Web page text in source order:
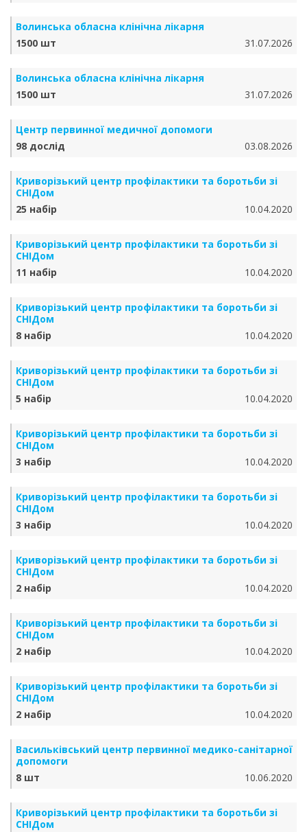
Волинська обласна клінічна лікарня
1500 шт
31.07.2026
Волинська обласна клінічна лікарня
1500 шт
31.07.2026
Центр первинної медичної допомоги
98 дослід
03.08.2026
Криворізький центр профілактики та боротьби зі
СНІДом
25 набір
10.04.2020
Криворізький центр профілактики та боротьби зі
СНІДом
11 набір
10.04.2020
Криворізький центр профілактики та боротьби зі
СНІДом
8 набір
10.04.2020
Криворізький центр профілактики та боротьби зі
СНІДом
5 набір
10.04.2020
Криворізький центр профілактики та боротьби зі
СНІДом
3 набір
10.04.2020
Криворізький центр профілактики та боротьби зі
СНІДом
3 набір
10.04.2020
Криворізький центр профілактики та боротьби зі
СНІДом
2 набір
10.04.2020
Криворізький центр профілактики та боротьби зі
СНІДом
2 набір
10.04.2020
Криворізький центр профілактики та боротьби зі
СНІДом
2 набір
10.04.2020
Васильківський центр первинної медико-санітарної
допомоги
8 шт
10.06.2020
Криворізький центр профілактики та боротьби зі
СНІДом